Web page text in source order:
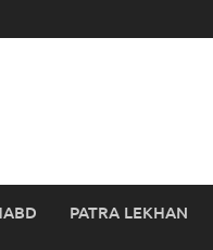
PATRA LEKHAN